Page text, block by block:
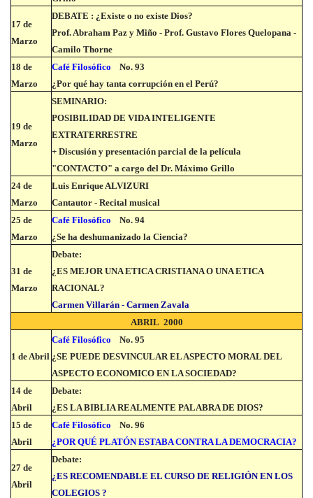
17 de
Marzo
DEBATE : ¿Existe o no existe Dios?
Prof. Abraham Paz y Miño - Prof. Gustavo Flores Quelopana -
Camilo Thorne
18 de
Marzo
Café Filosófico No. 93
¿Por qué hay tanta corrupción en el Perú?
19 de
Marzo
SEMINARIO:
POSIBILIDAD DE VIDA INTELIGENTE
EXTRATERRESTRE
+ Discusión y presentación parcial de la película
"CONTACTO" a cargo del Dr. Máximo Grillo
24 de
Marzo
Luis Enrique ALVIZURI
Cantautor - Recital musical
25 de
Marzo
Café Filosófico No. 94
¿Se ha deshumanizado la Ciencia?
31 de
Marzo
Debate:
¿ES MEJOR UNA ETICA CRISTIANA O UNA ETICA
RACIONAL?
Carmen Villarán - Carmen Zavala
ABRIL 2000
1 de Abril
Café Filosófico No. 95
¿SE PUEDE DESVINCULAR EL ASPECTO MORAL DEL
ASPECTO ECONOMICO EN LA SOCIEDAD?
14 de
Abril
Debate:
¿ES LA BIBLIA REALMENTE PALABRA DE DIOS?
15 de
Abril
Café Filosófico No. 96
¿POR QUÉ PLATÓN ESTABA CONTRA LA DEMOCRACIA?
27 de
Abril
Debate:
¿ES RECOMENDABLE EL CURSO DE RELIGIÓN EN LOS
COLEGIOS ?